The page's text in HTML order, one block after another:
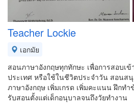
Teacher Lockie
เอกมัย
สอนภาษาอังกฤษทุกทักษะ เพื่อการสอบเ
ประเทศ หรือใช้ในชีวิตประจำวัน สอนส
ภาษาอังกฤษ เพิ่มเกรด เพิ่มคะแนน ฝึกทำ
รับสอนตั้งแต่เด็กอนุบาลจนถึงวัยทำงาน